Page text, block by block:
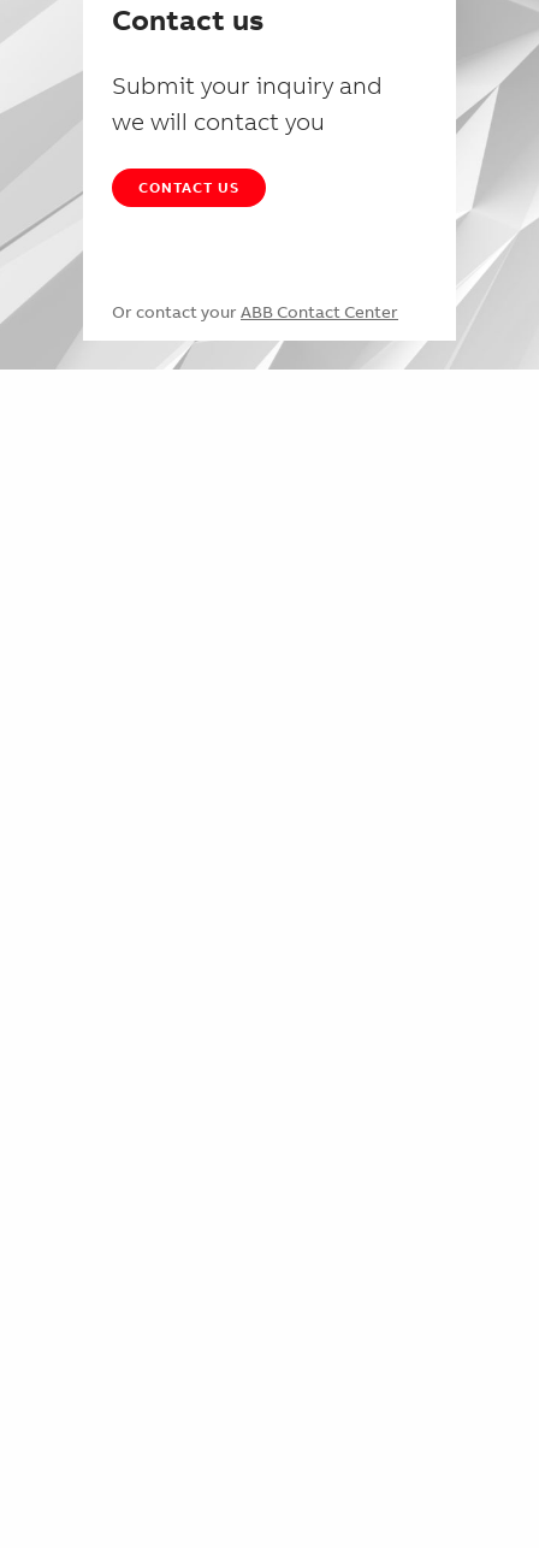
Contact us
Submit your inquiry and
we will contact you
CONTACT US
Or contact your ABB Contact Center